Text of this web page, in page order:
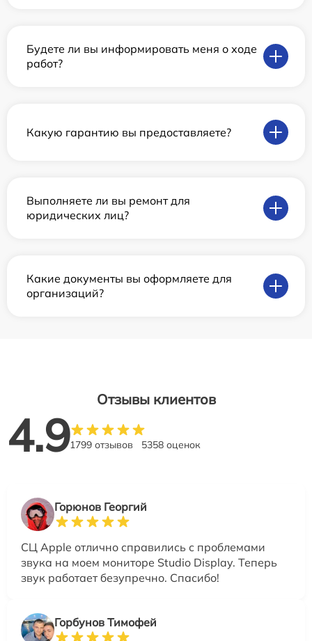
Будете ли вы информировать меня о ходе
работ?
Какую гарантию вы предоставляете?
Выполняете ли вы ремонт для
юридических лиц?
Какие документы вы оформляете для
организаций?
Отзывы клиентов
4.91799 отзывов 5358 оценок
Горюнов Георгий
СЦ Apple отлично справились с проблемами
звука на моем мониторе Studio Display. Теперь
звук работает безупречно. Спасибо!
Горбунов Тимофей